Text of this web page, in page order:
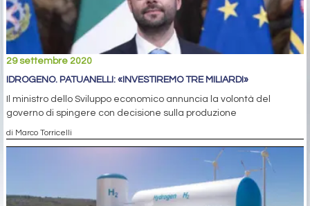
29 settembre 2020
IDROGENO. PATUANELLI: «INVESTIREMO TRE MILIARDI»
Il ministro dello Sviluppo economico annuncia la volontà del
governo di spingere con decisione sulla produzione
di Marco Torricelli